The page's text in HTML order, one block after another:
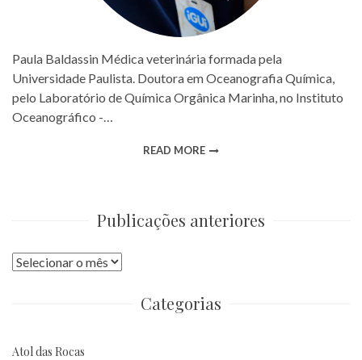
Paula Baldassin Médica veterinária formada pela
Universidade Paulista. Doutora em Oceanografia Química,
pelo Laboratório de Química Orgânica Marinha, no Instituto
Oceanográfico -…
READ MORE
Publicações anteriores
Publicações
Categorias
Atol das Rocas